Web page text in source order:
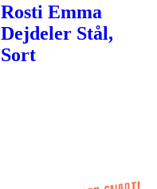
Rosti Emma
Dejdeler Stål,
Sort